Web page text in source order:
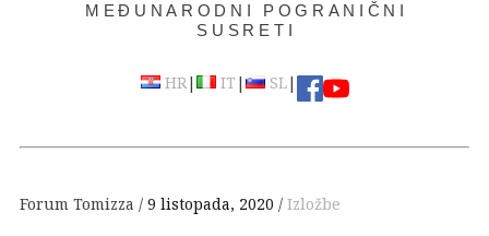
MEĐUNARODNI POGRANIČNI
SUSRETI
HR| IT | SL|
Forum Tomizza 9 listopada, 2020 Izložbe